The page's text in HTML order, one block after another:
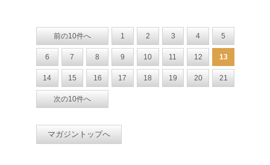
前の10件へ 1 2 3 4 5
6 7 8 9 10 11 12 13
14 15 16 17 18 19 20 21
次の10件へ
マガジントップへ